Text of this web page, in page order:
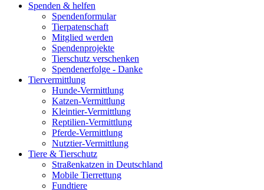
Spenden & helfen
Spendenformular
Tierpatenschaft
Mitglied werden
Spendenprojekte
Tierschutz verschenken
Spendenerfolge - Danke
Tiervermittlung
Hunde-Vermittlung
Katzen-Vermittlung
Kleintier-Vermittlung
Reptilien-Vermittlung
Pferde-Vermittlung
Nutztier-Vermittlung
Tiere & Tierschutz
Straßenkatzen in Deutschland
Mobile Tierrettung
Fundtiere